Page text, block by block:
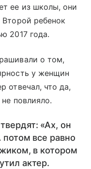
ее из школы, они
Второй ребенок
2017 года.
о том,
у женщин
отвечал, что да,
повлияло.
«Ах, он
потом все равно
в котором
актер.